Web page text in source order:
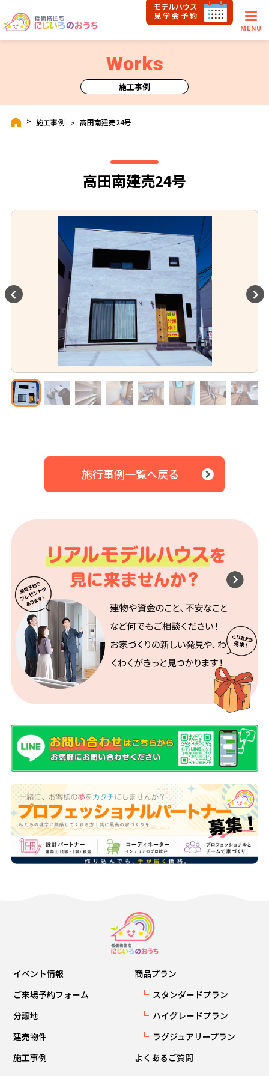
モデルハウス
見学会予約
MENU
施工事例
Works
施工事例 高田南建売24号
高田南建売24号
施行事例一覧へ戻る
イベント情報
ご来場予約フォーム
分譲地
建売物件
施工事例
商品プラン
スタンダードプラン
ハイグレードプラン
ラグジュアリープラン
よくあるご質問